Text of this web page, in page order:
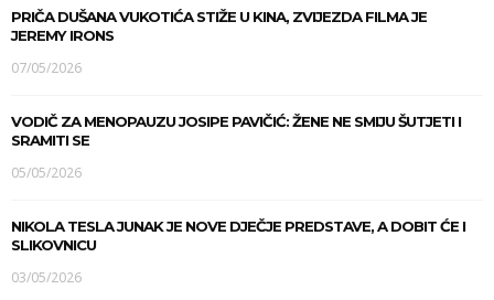
PRIČA DUŠANA VUKOTIĆA STIŽE U KINA, ZVIJEZDA FILMA JE
JEREMY IRONS
07/05/2026
VODIČ ZA MENOPAUZU JOSIPE PAVIČIĆ: ŽENE NE SMIJU ŠUTJETI I
SRAMITI SE
05/05/2026
NIKOLA TESLA JUNAK JE NOVE DJEČJE PREDSTAVE, A DOBIT ĆE I
SLIKOVNICU
03/05/2026